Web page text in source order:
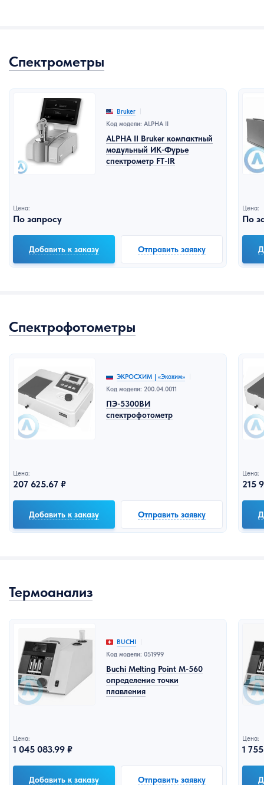
Спектрометры
Bruker
Код модели: ALPHA II
ALPHA II Bruker компактный
модульный ИК-Фурье
спектрометр FT-IR
Цена:
По запросу
Добавить к заказу Отправить заявку
Цена:
По
Спектрофотометры
ЭКРОСХИМ | «Экохим»
Код модели: 200.04.0011
ПЭ-5300ВИ
спектрофотометр
Цена:
207 625.67 ₽
Добавить к заказу Отправить заявку
Цена:
215
Термоанализ
BUCHI
Код модели: 051999
Buchi Melting Point M-560
определение точки
плавления
Цена:
1 045 083.99 ₽
Добавить к заказу Отправить заявку
Цена:
1